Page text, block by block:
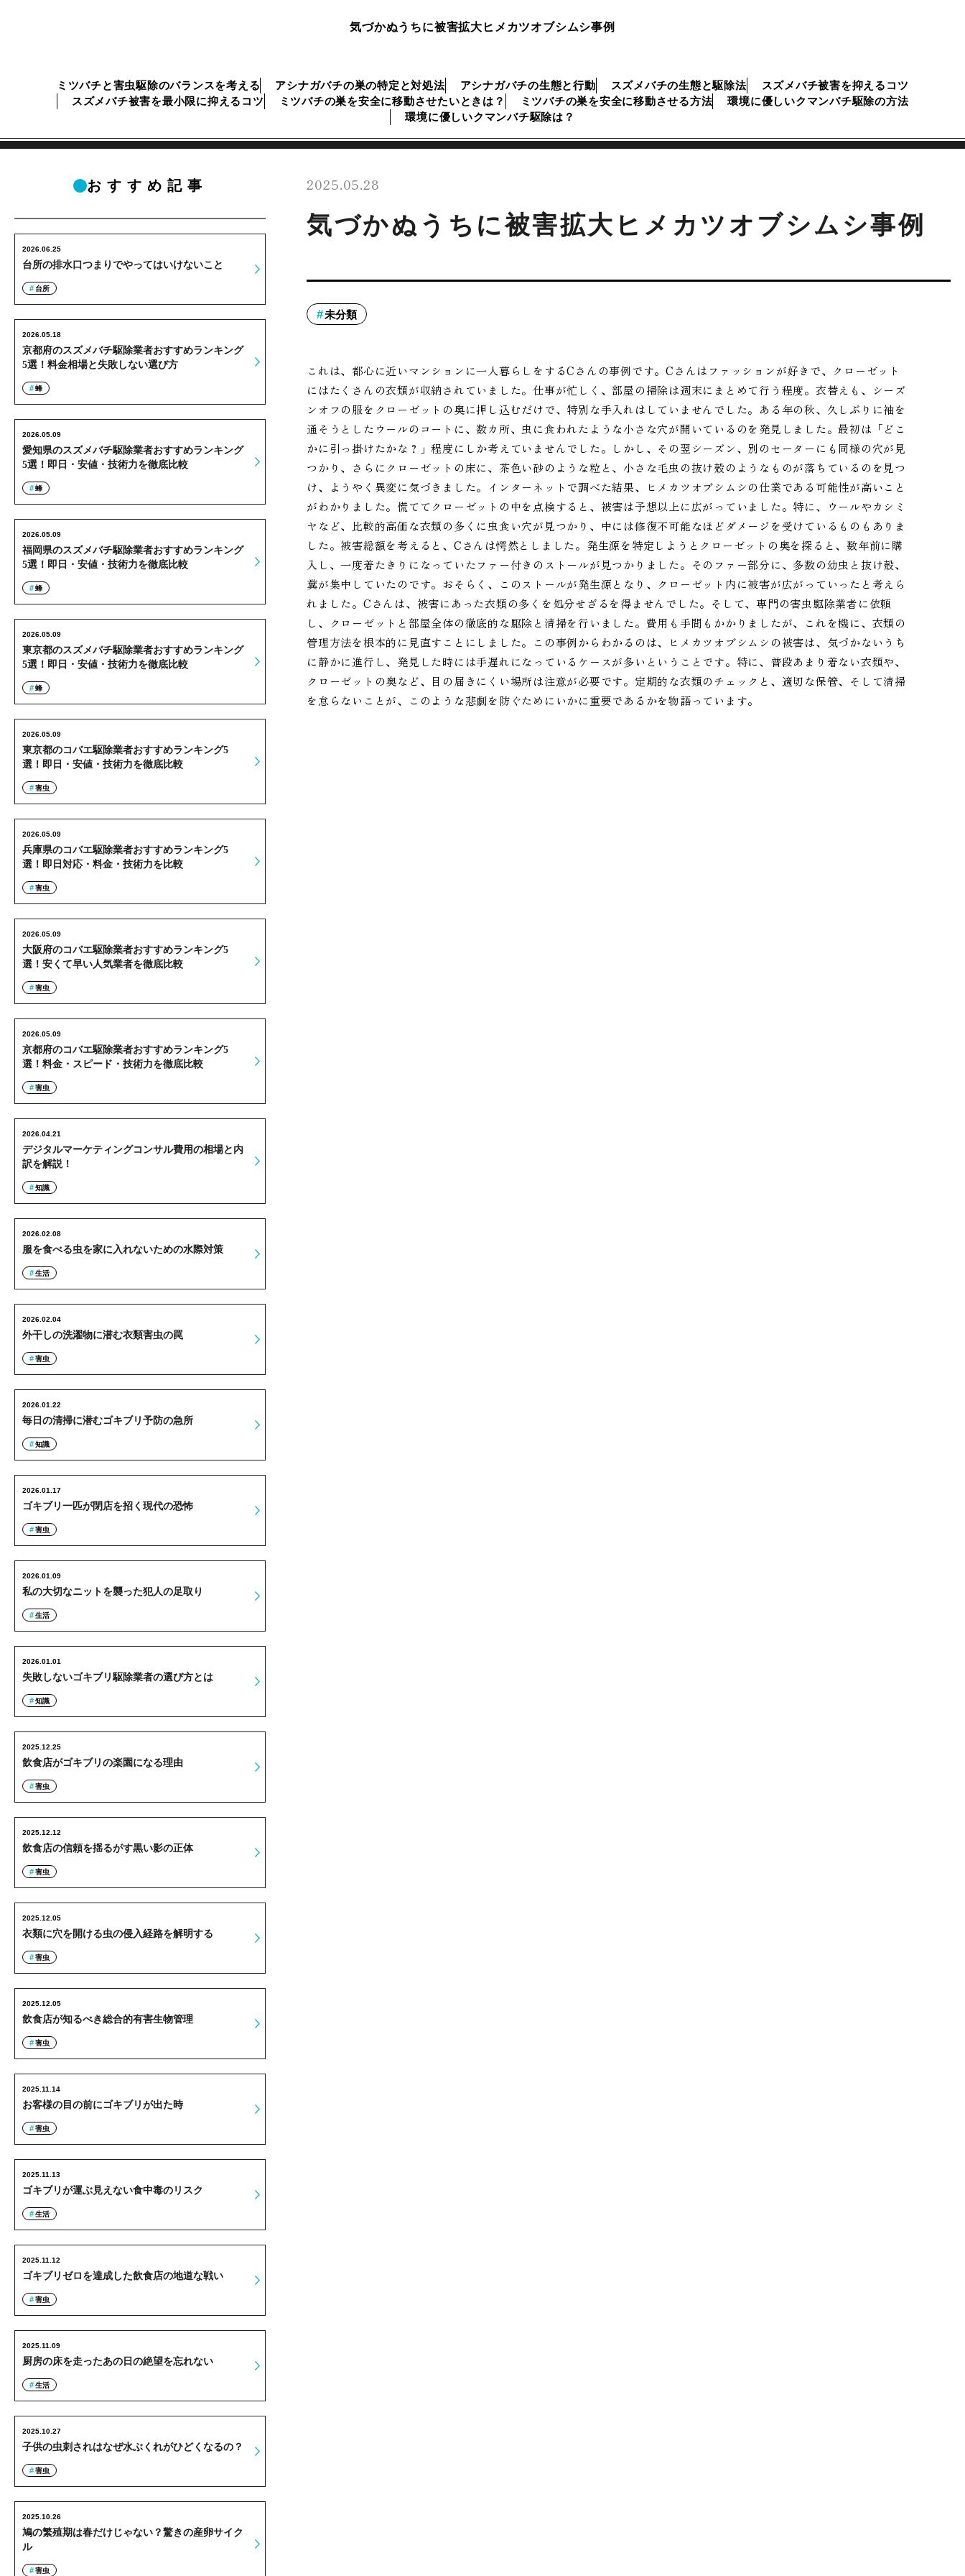
気づかぬうちに被害拡大ヒメカツオブシムシ事例
ミツバチと害虫駆除のバランスを考える アシナガバチの巣の特定と対処法 アシナガバチの生態と行動 スズメバチの生態と駆除法
スズメバチ被害を抑えるコツ
スズメバチ被害を最小限に抑えるコツ
ミツバチの巣を安全に移動させたいときは？ ミツバチの巣を安全に移動させる方法
環境に優しいクマンバチ駆除の方法
環境に優しいクマンバチ駆除は？
2025.05.28
気づかぬうちに被害拡大ヒメカツオブシムシ事例
未分類
これは、都心に近いマンションに一人暮らしをするCさんの事例です。Cさんはファッションが好きで、クローゼット
にはたくさんの衣類が収納されていました。仕事が忙しく、部屋の掃除は週末にまとめて行う程度。衣替えも、シーズ
ンオフの服をクローゼットの奥に押し込むだけで、特別な手入れはしていませんでした。ある年の秋、久しぶりに袖を
通そうとしたウールのコートに、数カ所、虫に食われたような小さな穴が開いているのを発見しました。最初は「どこ
かに引っ掛けたかな？」程度にしか考えていませんでした。しかし、その翌シーズン、別のセーターにも同様の穴が見
つかり、さらにクローゼットの床に、茶色い砂のような粒と、小さな毛虫の抜け殻のようなものが落ちているのを見つ
け、ようやく異変に気づきました。インターネットで調べた結果、ヒメカツオブシムシの仕業である可能性が高いこと
がわかりました。慌ててクローゼットの中を点検すると、被害は予想以上に広がっていました。特に、ウールやカシミ
ヤなど、比較的高価な衣類の多くに虫食い穴が見つかり、中には修復不可能なほどダメージを受けているものもありま
した。被害総額を考えると、Cさんは愕然としました。発生源を特定しようとクローゼットの奥を探ると、数年前に購
入し、一度着たきりになっていたファー付きのストールが見つかりました。そのファー部分に、多数の幼虫と抜け殻、
糞が集中していたのです。おそらく、このストールが発生源となり、クローゼット内に被害が広がっていったと考えら
れました。Cさんは、被害にあった衣類の多くを処分せざるを得ませんでした。そして、専門の害虫駆除業者に依頼
し、クローゼットと部屋全体の徹底的な駆除と清掃を行いました。費用も手間もかかりましたが、これを機に、衣類の
管理方法を根本的に見直すことにしました。この事例からわかるのは、ヒメカツオブシムシの被害は、気づかないうち
に静かに進行し、発見した時には手遅れになっているケースが多いということです。特に、普段あまり着ない衣類や、
クローゼットの奥など、目の届きにくい場所は注意が必要です。定期的な衣類のチェックと、適切な保管、そして清掃
を怠らないことが、このような悲劇を防ぐためにいかに重要であるかを物語っています。
おすすめ記事
台所の排水口つまりでやってはいけないこと
2026.06.25
台所
京都府のスズメバチ駆除業者おすすめランキング
5選！料金相場と失敗しない選び方
2026.05.18
蜂
愛知県のスズメバチ駆除業者おすすめランキング
5選！即日・安値・技術力を徹底比較
2026.05.09
蜂
福岡県のスズメバチ駆除業者おすすめランキング
5選！即日・安値・技術力を徹底比較
2026.05.09
蜂
東京都のスズメバチ駆除業者おすすめランキング
5選！即日・安値・技術力を徹底比較
2026.05.09
蜂
東京都のコバエ駆除業者おすすめランキング5
選！即日・安値・技術力を徹底比較
2026.05.09
害虫
兵庫県のコバエ駆除業者おすすめランキング5
選！即日対応・料金・技術力を比較
2026.05.09
害虫
大阪府のコバエ駆除業者おすすめランキング5
選！安くて早い人気業者を徹底比較
2026.05.09
害虫
京都府のコバエ駆除業者おすすめランキング5
選！料金・スピード・技術力を徹底比較
2026.05.09
害虫
デジタルマーケティングコンサル費用の相場と内
訳を解説！
2026.04.21
知識
服を食べる虫を家に入れないための水際対策
2026.02.08
生活
外干しの洗濯物に潜む衣類害虫の罠
2026.02.04
害虫
毎日の清掃に潜むゴキブリ予防の急所
2026.01.22
知識
ゴキブリ一匹が閉店を招く現代の恐怖
2026.01.17
害虫
私の大切なニットを襲った犯人の足取り
2026.01.09
生活
失敗しないゴキブリ駆除業者の選び方とは
2026.01.01
知識
飲食店がゴキブリの楽園になる理由
2025.12.25
害虫
飲食店の信頼を揺るがす黒い影の正体
2025.12.12
害虫
衣類に穴を開ける虫の侵入経路を解明する
2025.12.05
害虫
飲食店が知るべき総合的有害生物管理
2025.12.05
害虫
お客様の目の前にゴキブリが出た時
2025.11.14
害虫
ゴキブリが運ぶ見えない食中毒のリスク
2025.11.13
生活
ゴキブリゼロを達成した飲食店の地道な戦い
2025.11.12
害虫
厨房の床を走ったあの日の絶望を忘れない
2025.11.09
生活
子供の虫刺されはなぜ水ぶくれがひどくなるの？
2025.10.27
害虫
鳩の繁殖期は春だけじゃない？驚きの産卵サイク
ル
2025.10.26
害虫